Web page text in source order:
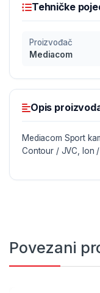
Tehničke
Proizvođač
Mediacom
Opis
Mediacom Sport
Contour / JVC, Ion /
Povezani